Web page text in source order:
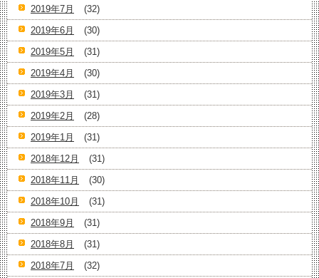
2019年7月
(32)
2019年6月
(30)
2019年5月
(31)
2019年4月
(30)
2019年3月
(31)
2019年2月
(28)
2019年1月
(31)
2018年12月
(31)
2018年11月
(30)
2018年10月
(31)
2018年9月
(31)
2018年8月
(31)
2018年7月
(32)